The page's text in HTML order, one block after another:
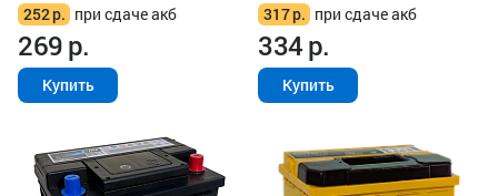
252р. при сдаче акб
269р.
Купить
317р. при сдаче акб
334р.
Купить